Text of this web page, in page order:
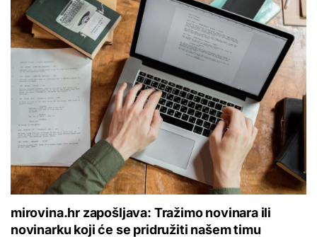
mirovina.hr zapošljava: Tražimo novinara ili
novinarku koji će se pridružiti našem timu